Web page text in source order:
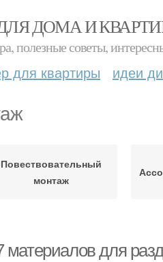
ДОМА И
полезные советы,
для квартиры идеи
Повествовательный
монтаж
материалов для